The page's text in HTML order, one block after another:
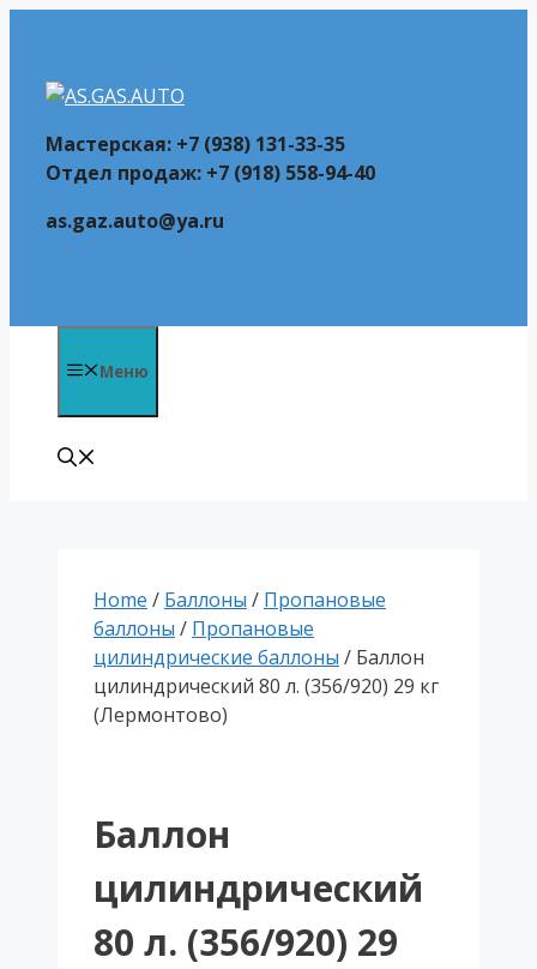
содержимому
Мастерская: +7 (938) 131-33-35
Отдел продаж: +7 (918) 558-94-40
as.gaz.auto@ya.ru
Меню
Home / Баллоны / Пропановые
баллоны / Пропановые
цилиндрические баллоны / Баллон
цилиндрический 80 л. (356/920) 29 кг
(Лермонтово)
Баллон
цилиндрический
80 л. (356/920) 29